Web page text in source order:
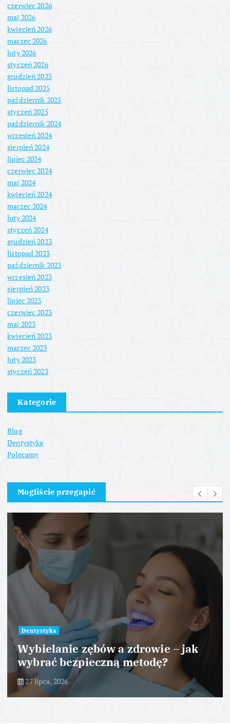
czerwiec 2026
maj 2026
kwiecień 2026
marzec 2026
luty 2026
styczeń 2026
grudzień 2025
listopad 2025
październik 2025
styczeń 2025
październik 2024
wrzesień 2024
sierpień 2024
lipiec 2024
czerwiec 2024
maj 2024
kwiecień 2024
marzec 2024
luty 2024
styczeń 2024
grudzień 2023
listopad 2023
październik 2023
wrzesień 2023
sierpień 2023
lipiec 2023
czerwiec 2023
maj 2023
kwiecień 2023
marzec 2023
luty 2023
styczeń 2023
Kategorie
Blog
Dentystyka
Polecamy
Mogliście przegapić
Dentystyka
Wybielanie zębów a zdrowie – jak
wybrać bezpieczną metodę?
27 lipca, 2026